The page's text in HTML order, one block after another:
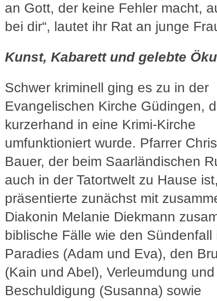
an Gott, der keine Fehler macht,
bei dir“, lautet ihr Rat an junge
Kunst, Kabarett und gelebte
Schwer kriminell ging es zu in der
Evangelischen Kirche Güdingen,
kurzerhand in eine Krimi-Kirche
umfunktioniert wurde. Pfarrer
Bauer, der beim Saarländischen
auch in der Tatortwelt zu Hause
präsentierte zunächst mit
Diakonin Melanie Diekmann
biblische Fälle wie den Sündenfall
Paradies (Adam und Eva), den
(Kain und Abel), Verleumdung
Beschuldigung (Susanna) sowie